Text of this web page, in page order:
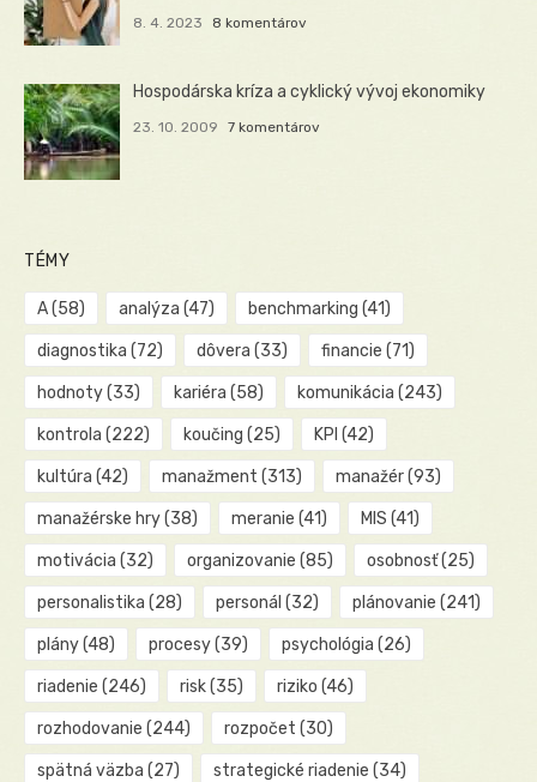
8. 4. 2023 8 komentárov
Hospodárska kríza a cyklický vývoj ekonomiky
23. 10. 2009 7 komentárov
TÉMY
A(58) analýza (47) benchmarking (41)
diagnostika (72) dôvera (33) financie (71)
hodnoty(33) kariéra (58) komunikácia (243)
kontrola (222) koučing (25) KPI (42)
kultúra (42) manažment (313) manažér(93)
manažérske hry(38) meranie (41) MIS (41)
motivácia (32) organizovanie (85) osobnosť(25)
personalistika (28) personál (32) plánovanie (241)
plány(48) procesy(39) psychológia (26)
riadenie (246) risk(35) riziko (46)
rozhodovanie (244) rozpočet (30)
spätná väzba (27) strategické riadenie (34)